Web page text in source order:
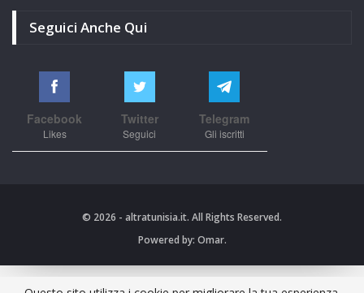
Seguici Anche Qui
Facebook
Likes
Twitter
Seguici
Telegram
Gli iscritti
© 2026 - altratunisia.it. All Rights Reserved.
Powered by: Omar.